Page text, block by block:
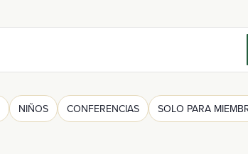
NIÑOS CONFERENCIAS SOLO PARA